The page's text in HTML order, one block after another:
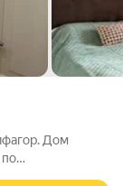
Дом